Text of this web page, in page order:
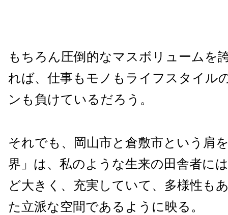
もちろん圧倒的なマスボリュームを
れば、仕事もモノもライフスタイル
ンも負けているだろう。
それでも、岡山市と倉敷市という肩
界」は、私のような生来の田舎者に
ど大きく、充実していて、多様性も
た立派な空間であるように映る。